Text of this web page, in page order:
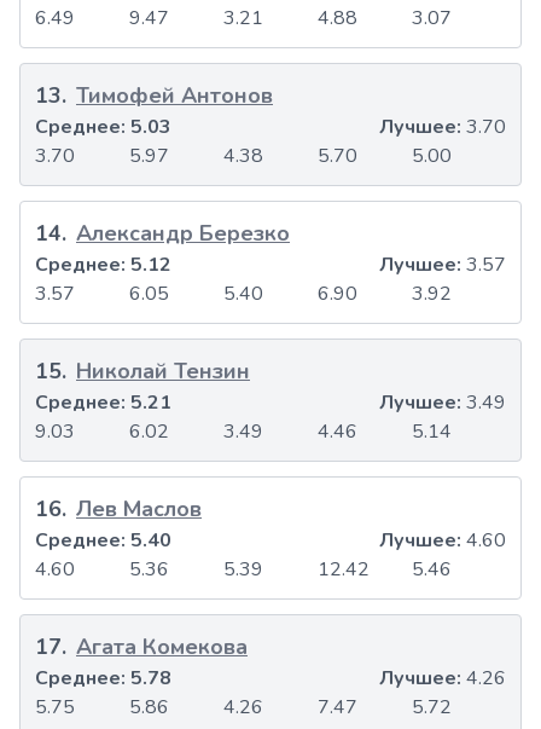
6.49 9.47 3.21 4.88 3.07
13. Тимофей Антонов
3.70 5.97 4.38 5.70 5.00
Среднее: 5.03 Лучшее: 3.70
14. Александр Березко
3.57 6.05 5.40 6.90 3.92
Среднее: 5.12 Лучшее: 3.57
15. Николай Тензин
9.03 6.02 3.49 4.46 5.14
Среднее: 5.21 Лучшее: 3.49
16. Лев Маслов
4.60 5.36 5.39 12.42 5.46
Среднее: 5.40 Лучшее: 4.60
17. Агата Комекова
5.75 5.86 4.26 7.47 5.72
Среднее: 5.78 Лучшее: 4.26